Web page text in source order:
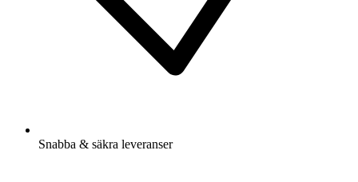
Snabba & säkra leveranser